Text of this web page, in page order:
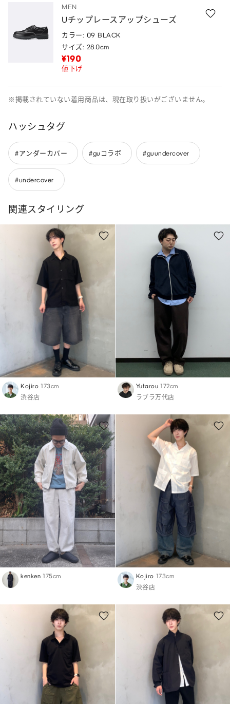
MEN
Uチップレースアップシューズ
カラー: 09 BLACK
サイズ: 28.0cm
¥190
値下げ
※掲載されていない着用商品は、現在取り扱いがございません。
ハッシュタグ
#アンダーカバー #guコラボ #guundercover
#undercover
関連スタイリング
Kojiro 173cm
渋谷店
Yutarou 172cm
ラブラ万代店
kenken 175cm Kojiro 173cm
渋谷店